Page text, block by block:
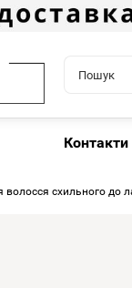
Контакти
схильного до